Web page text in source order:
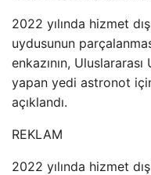
2022 yılında hizmet
uydusunun
enkazının,
yapan yedi astronot
açıklandı.
REKLAM
2022 yılında hizmet